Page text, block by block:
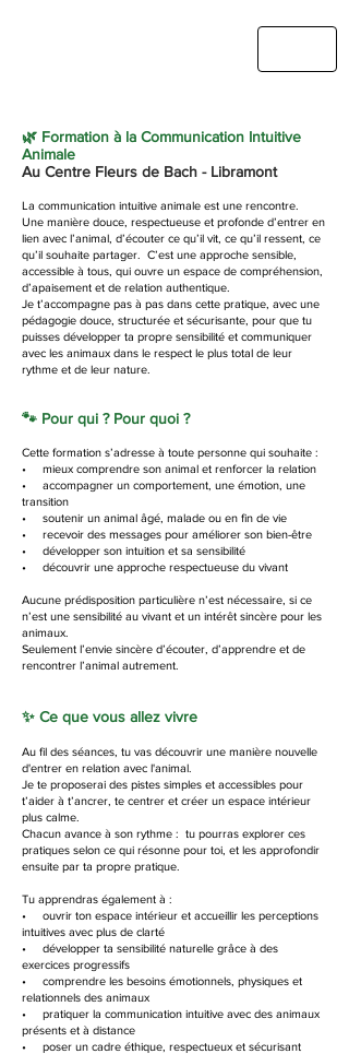
🌿 Formation à la Communication Intuitive
Animale
Au Centre Fleurs de Bach - Libramont
La communication intuitive animale est une rencontre.
Une manière douce, respectueuse et profonde d’entrer en
lien avec l’animal, d’écouter ce qu’il vit, ce qu’il ressent, ce
qu’il souhaite partager. C’est une approche sensible,
accessible à tous, qui ouvre un espace de compréhension,
d’apaisement et de relation authentique.
Je t’accompagne pas à pas dans cette pratique, avec une
pédagogie douce, structurée et sécurisante, pour que tu
puisses développer ta propre sensibilité et communiquer
avec les animaux dans le respect le plus total de leur
rythme et de leur nature.
🐾 Pour qui ? Pour quoi ?
Cette formation s’adresse à toute personne qui souhaite :
• mieux comprendre son animal et renforcer la relation
• accompagner un comportement, une émotion, une
transition
• soutenir un animal âgé, malade ou en fin de vie
• recevoir des messages pour améliorer son bien-être
• développer son intuition et sa sensibilité
• découvrir une approche respectueuse du vivant
Aucune prédisposition particulière n’est nécessaire, si ce
n’est une sensibilité au vivant et un intérêt sincère pour les
animaux.
Seulement l’envie sincère d’écouter, d’apprendre et de
rencontrer l’animal autrement.
✨ Ce que vous allez vivre
Au fil des séances, tu vas découvrir une manière nouvelle
d'entrer en relation avec l'animal.
Je te proposerai des pistes simples et accessibles pour
t’aider à t’ancrer, te centrer et créer un espace intérieur
plus calme.
Chacun avance à son rythme : tu pourras explorer ces
pratiques selon ce qui résonne pour toi, et les approfondir
ensuite par ta propre pratique.
Tu apprendras également à :
• ouvrir ton espace intérieur et accueillir les perceptions
intuitives avec plus de clarté
• développer ta sensibilité naturelle grâce à des
exercices progressifs
• comprendre les besoins émotionnels, physiques et
relationnels des animaux
• pratiquer la communication intuitive avec des animaux
présents et à distance
• poser un cadre éthique, respectueux et sécurisant